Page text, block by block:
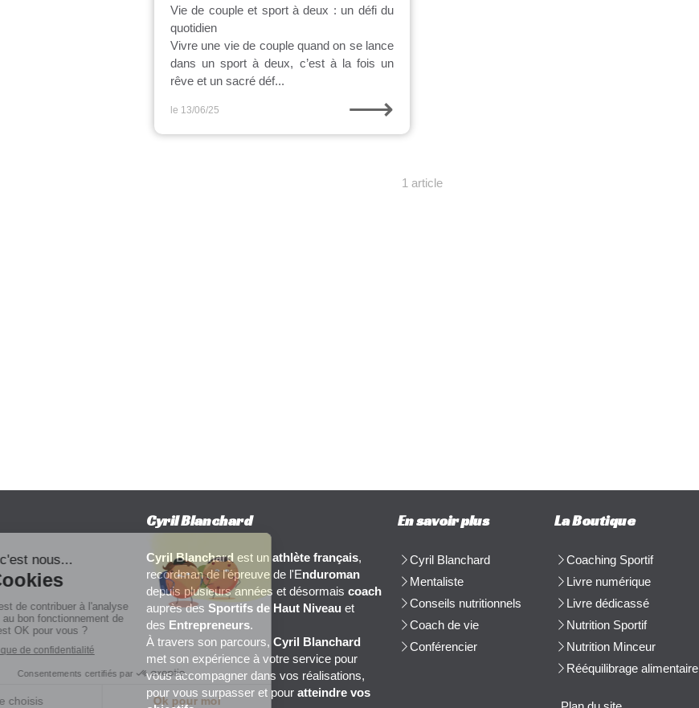
Vie de couple et sport à deux : un défi du
quotidien
Vivre une vie de couple quand on se lance
dans un sport à deux, c’est à la fois un
rêve et un sacré déf...
le 13/06/25 ⟶
1 article
Cyril Blanchard
Cyril Blanchard est un athlète français,
recordman de l'épreuve de l'Enduroman
depuis plusieurs années et désormais coach
auprès des Sportifs de Haut Niveau et
des Entrepreneurs.
À travers son parcours, Cyril Blanchard
met son expérience à votre service pour
vous accompagner dans vos réalisations,
pour vous surpasser et pour atteindre vos
En savoir plus
Cyril Blanchard
Mentaliste
Conseils nutritionnels
Coach de vie
Conférencier
La Boutique
Coaching Sportif
Livre numérique
Livre dédicassé
Nutrition Sportif
Nutrition Minceur
Rééquilibrage alimentaire